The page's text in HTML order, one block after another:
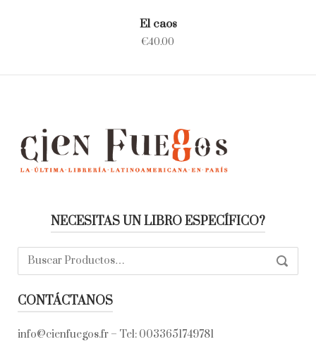
El caos
€40.00
NECESITAS UN LIBRO ESPECÍFICO?
Buscar:
CONTÁCTANOS
info@cienfuegos.fr – Tel: 0033651749781